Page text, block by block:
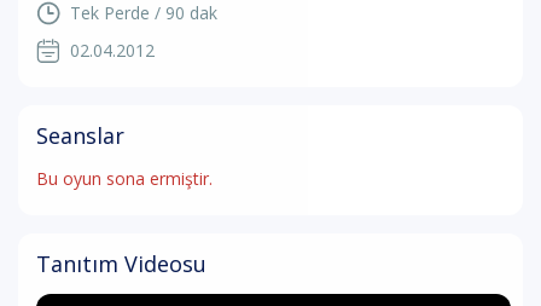
Tek Perde / 90 dak
02.04.2012
Seanslar
Bu oyun sona ermiştir.
Tanıtım Videosu